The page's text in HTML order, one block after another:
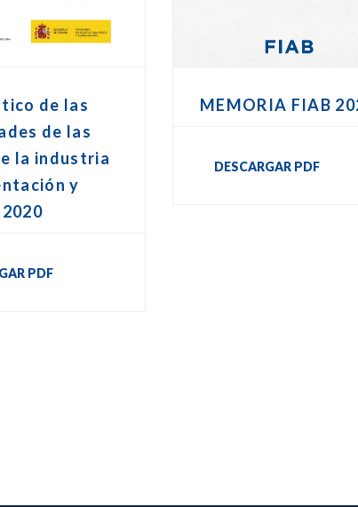
de las
de las
la industria
y
PDF
MEMORIA FIAB
DESCARGAR PDF